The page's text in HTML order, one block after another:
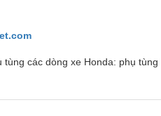
các dòng xe Honda: phụ